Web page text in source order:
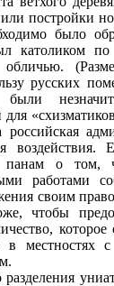
постройки
было
като­ликом
обличью.
русских
для
российская
воздействия.
панам о
работами
своим
чтобы
в местностях